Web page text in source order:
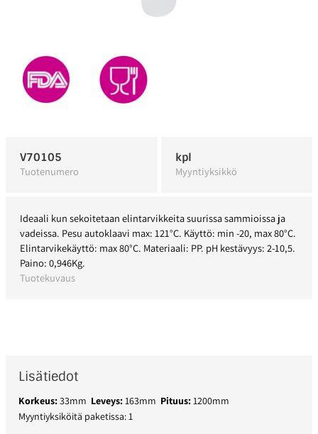
V70105
Tuotenumero
kpl
Myyntiyksikkö
Ideaali kun sekoitetaan elintarvikkeita suurissa sammioissa ja
vadeissa. Pesu autoklaavi max: 121°C. Käyttö: min -20, max 80°C.
Elintarvikekäyttö: max 80°C. Materiaali: PP. pH kestävyys: 2-10,5.
Paino: 0,946Kg.
Tuotekuvaus
Lisätiedot
Korkeus:33mm Leveys:163mm Pituus:1200mm
Myyntiyksiköitä paketissa: 1